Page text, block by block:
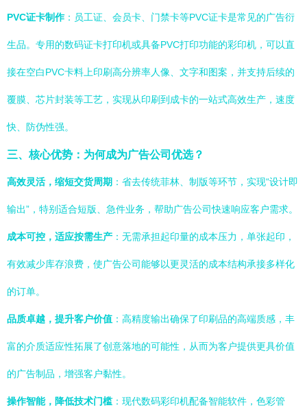
PVC证卡制作：员工证、会员卡、门禁卡等PVC证卡是常见的广告衍
生品。专用的数码证卡打印机或具备PVC打印功能的彩印机，可以直
接在空白PVC卡料上印刷高分辨率人像、文字和图案，并支持后续的
覆膜、芯片封装等工艺，实现从印刷到成卡的一站式高效生产，速度
快、防伪性强。
三、核心优势：为何成为广告公司优选？
高效灵活，缩短交货周期 ：省去传统菲林、制版等环节，实现“设计即
输出”，特别适合短版、急件业务，帮助广告公司快速响应客户需求。
成本可控，适应按需生产 ：无需承担起印量的成本压力，单张起印，
有效减少库存浪费，使广告公司能够以更灵活的成本结构承接多样化
的订单。
品质卓越，提升客户价值 ：高精度输出确保了印刷品的高端质感，丰
富的介质适应性拓展了创意落地的可能性，从而为客户提供更具价值
的广告制品，增强客户黏性。
操作智能，降低技术门槛 ：现代数码彩印机配备智能软件，色彩管